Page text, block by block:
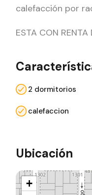
calefacción por
ESTA CON
2 dormitorios
calefaccion
Ubicación
+